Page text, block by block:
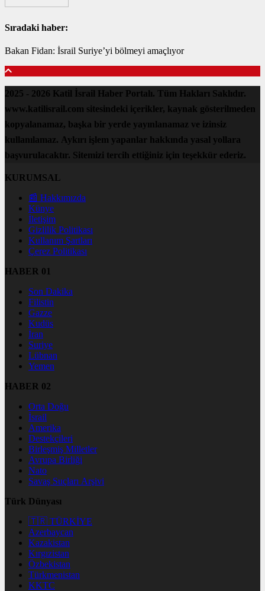
Sıradaki haber:
Bakan Fidan: İsrail Suriye’yi bölmeyi amaçlıyor
2025 - 2026 Katil İsrail Haber Portalı. Tüm Hakları Saklıdır.
www.katilisrail.com sitesindeki içerikler, kaynak gösterilmeden
kopyalanamaz, başka bir yerde yayınlanamaz ve izinsiz
kullanılamaz. Aykırı işlem yapanlar hakkında yasal yollara
başvurulacaktır. Sitemizi tercih ettiğiniz için teşekkür ederiz.
KURUMSAL
📰 Hakkımızda
Künye
İletişim
Gizlilik Politikası
Kullanım Şartları
Çerez Politikası
HABER 01
Son Dakika
Filistin
Gazze
Kudüs
İran
Suriye
Lübnan
Yemen
HABER 02
Orta Doğu
İsrail
Amerika
Destekçileri
Birleşmiş Milletler
Avrupa Birliği
Nato
Savaş Suçları Arşivi
Türk Dünyası
🇹🇷 TÜRKİYE
Azerbaycan
Kazakistan
Kırgızistan
Özbekistan
Türkmenistan
KKTC